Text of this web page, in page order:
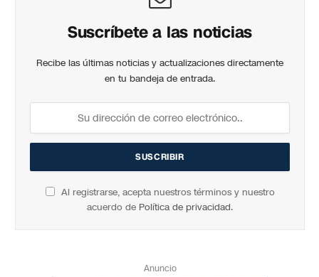
Suscríbete a las noticias
Recibe las últimas noticias y actualizaciones directamente
en tu bandeja de entrada.
Al registrarse, acepta nuestros términos y nuestro
acuerdo de Política de privacidad.
Anuncio